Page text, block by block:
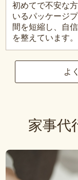
初めてで不安な
いるパッケージ
間を短縮し、自
を整えています。
よ
家事代